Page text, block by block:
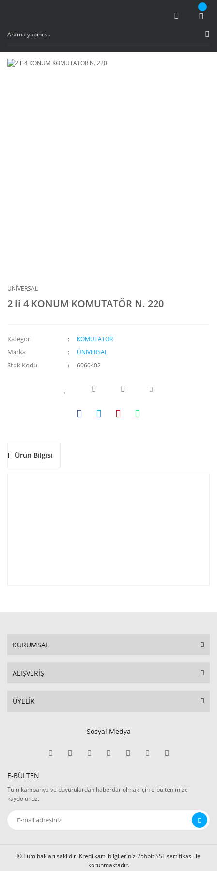
ÜNİVERSAL
2 li 4 KONUM KOMUTATÖR N. 220
Kategori KOMUTATOR
Marka ÜNİVERSAL
Stok Kodu 6060402
Ürün Bilgisi
KURUMSAL
ALIŞVERİŞ
ÜYELİK
Sosyal Medya
E-BÜLTEN
Tüm kampanya ve duyurulardan haberdar olmak için e-bültenimize
kaydolunuz.
© Tüm hakları saklıdır. Kredi kartı bilgileriniz 256bit SSL sertifikası ile
korunmaktadır.